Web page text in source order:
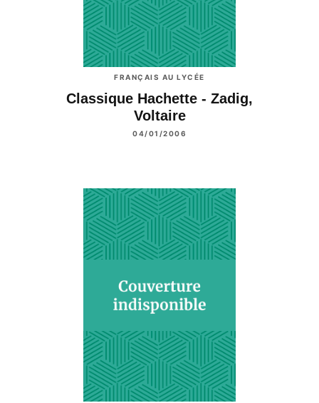
FRANÇAIS AU LYCÉE
Classique Hachette - Zadig,
Voltaire
04/01/2006